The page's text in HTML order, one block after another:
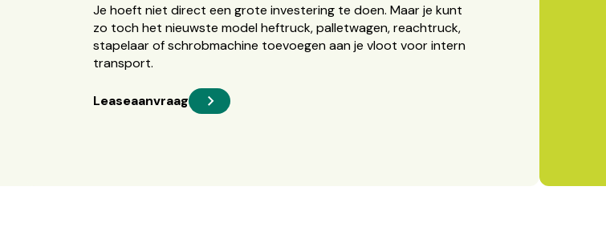
Je hoeft niet direct een grote investering te doen. Maar je kunt
zo toch het nieuwste model heftruck, palletwagen, reachtruck,
stapelaar of schrobmachine toevoegen aan je vloot voor intern
transport.
Leaseaanvraag